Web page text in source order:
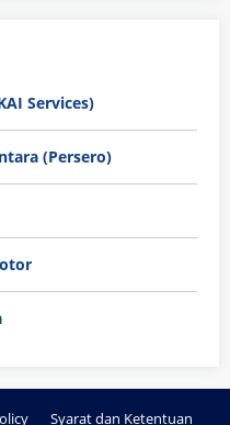
Services)
(Persero)
Syarat dan Ketentuan